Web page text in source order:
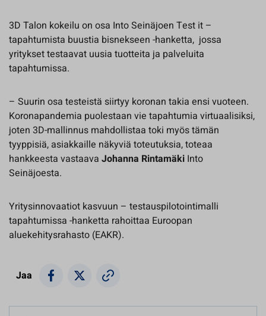
3D Talon kokeilu on osa Into Seinäjoen Test it –
tapahtumista buustia bisnekseen -hanketta, jossa
yritykset testaavat uusia tuotteita ja palveluita
tapahtumissa.
– Suurin osa testeistä siirtyy koronan takia ensi vuoteen.
Koronapandemia puolestaan vie tapahtumia virtuaalisiksi,
joten 3D-mallinnus mahdollistaa toki myös tämän
tyyppisiä, asiakkaille näkyviä toteutuksia, toteaa
hankkeesta vastaava Johanna Rintamäki Into
Seinäjoesta.
Yritysinnovaatiot kasvuun – testauspilotointimalli
tapahtumissa -hanketta rahoittaa Euroopan
aluekehitysrahasto (EAKR).
Jaa